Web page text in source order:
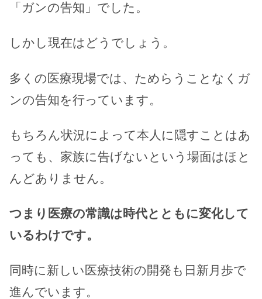
「ガンの告知」でした。
しかし現在はどうでしょう。
多くの医療現場では、ためらうことなくガ
ンの告知を行っています。
もちろん状況によって本人に隠すことはあ
っても、家族に告げないという場面はほと
んどありません。
つまり医療の常識は時代とともに変化して
いるわけです。
同時に新しい医療技術の開発も日新月歩で
進んでいます。